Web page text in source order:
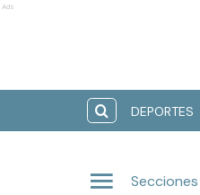
Ads
DEPORTES
Secciones